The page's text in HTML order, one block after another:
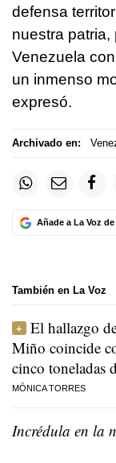
defensa
nuestra
Venezuela
un inmenso
expresó.
Archivado en:
Añade a La Voz
También en La Voz
El hallazgo
Miño coincide
cinco toneladas
MÓNICA TORRES
Incrédula en la